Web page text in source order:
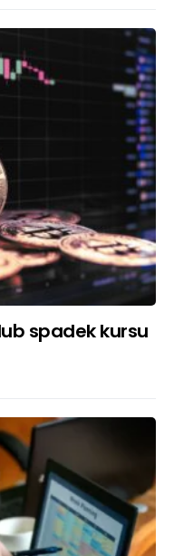
spadek kursu